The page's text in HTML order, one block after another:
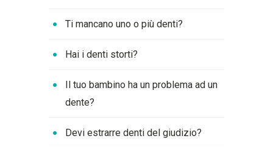
Ti mancano uno o più denti?
Hai i denti storti?
Il tuo bambino ha un problema ad un
dente?
Devi estrarre denti del giudizio?